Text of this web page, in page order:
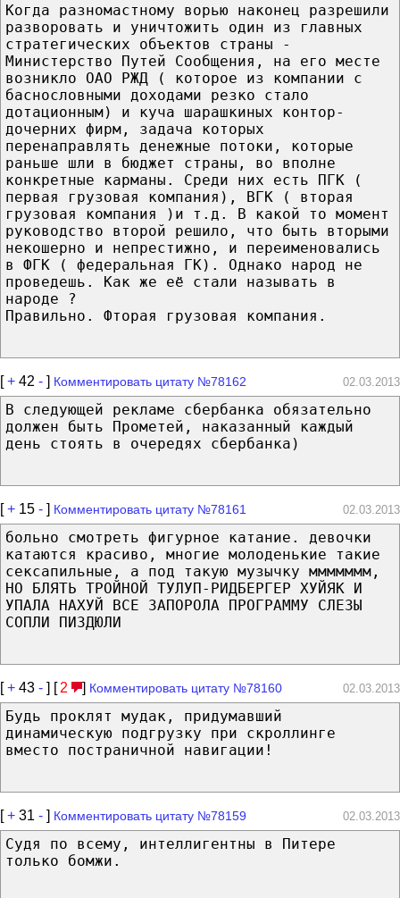
Когда разномастному ворью наконец разрешили
разворовать и уничтожить один из главных
стратегических объектов страны -
Министерство Путей Сообщения, на его месте
возникло ОАО РЖД ( которое из компании с
баснословными доходами резко стало
дотационным) и куча шарашкиных контор-
дочерних фирм, задача которых
перенаправлять денежные потоки, которые
раньше шли в бюджет страны, во вполне
конкретные карманы. Среди них есть ПГК (
первая грузовая компания), ВГК ( вторая
грузовая компания )и т.д. В какой то момент
руководство второй решило, что быть вторыми
некошерно и непрестижно, и переименовались
в ФГК ( федеральная ГК). Однако народ не
проведешь. Как же её стали называть в
народе ?
Правильно. Фторая грузовая компания.
[+ 42 - ] Комментировать цитату №78162 02.03.2013
В следующей рекламе сбербанка обязательно
должен быть Прометей, наказанный каждый
день стоять в очередях сбербанка)
[+ 15 - ] Комментировать цитату №78161 02.03.2013
больно смотреть фигурное катание. девочки
катаются красиво, многие молоденькие такие
сексапильные, а под такую музычку ммммммм,
НО БЛЯТЬ ТРОЙНОЙ ТУЛУП-РИДБЕРГЕР ХУЙЯК И
УПАЛА НАХУЙ ВСЕ ЗАПОРОЛА ПРОГРАММУ СЛЕЗЫ
СОПЛИ ПИЗДЮЛИ
[+ 43 - ] [ 2 ] Комментировать цитату №78160 02.03.2013
Будь проклят мудак, придумавший
динамическую подгрузку при скроллинге
вместо постраничной навигации!
[+ 31 - ] Комментировать цитату №78159 02.03.2013
Судя по всему, интеллигентны в Питере
только бомжи.